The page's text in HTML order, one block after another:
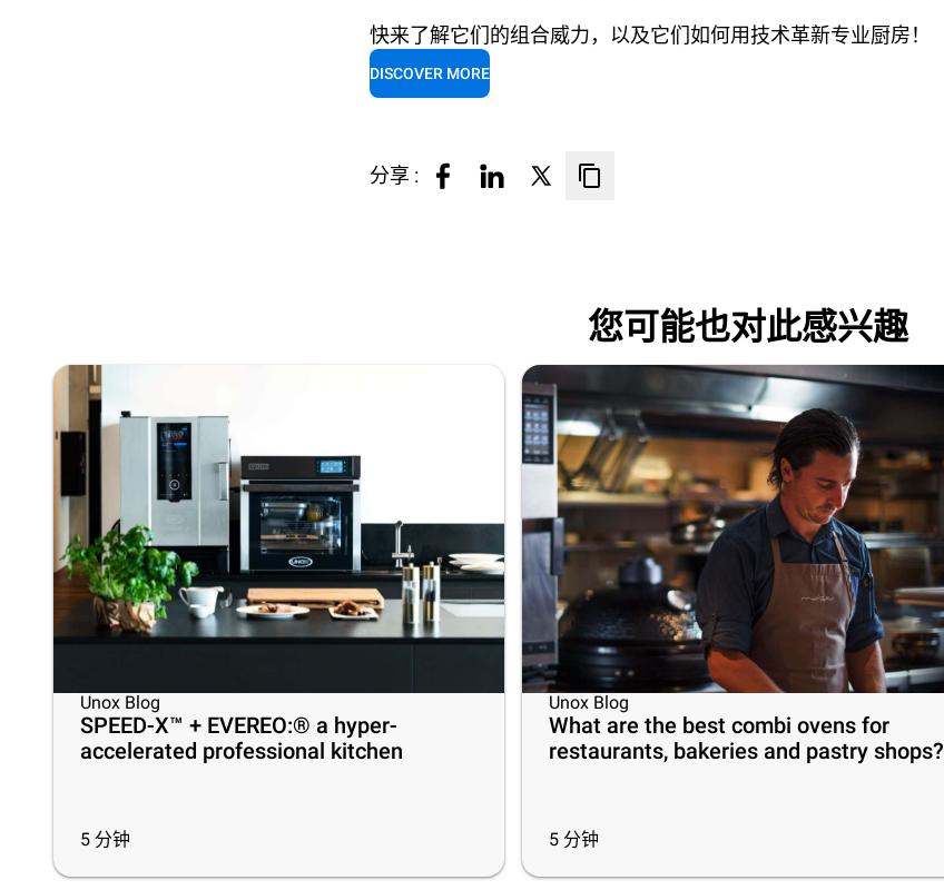
快来了解它们的组合威力，以及它们如何用技术革新专业厨房！
DISCOVER MORE
分享 :
您可能也对此感兴趣
Unox Blog
SPEED-X™ + EVEREO:® a hyper-
accelerated professional kitchen
5 分钟
Unox Blog
What are the best combi ovens for
restaurants, bakeries and pastry shops?
5 分钟